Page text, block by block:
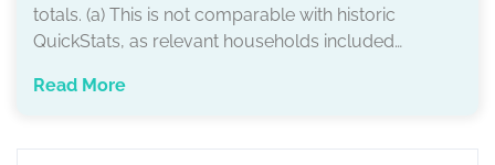
totals. (a) This is not comparable with historic
QuickStats, as relevant households included…
Read More